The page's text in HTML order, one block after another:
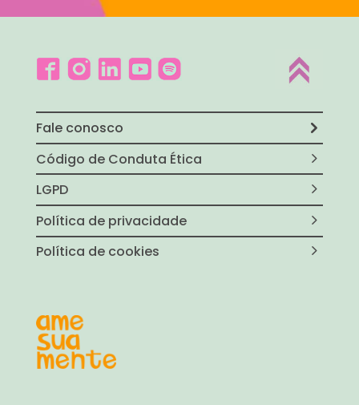
Fale conosco
Código de Conduta Ética
LGPD
Política de privacidade
Política de cookies